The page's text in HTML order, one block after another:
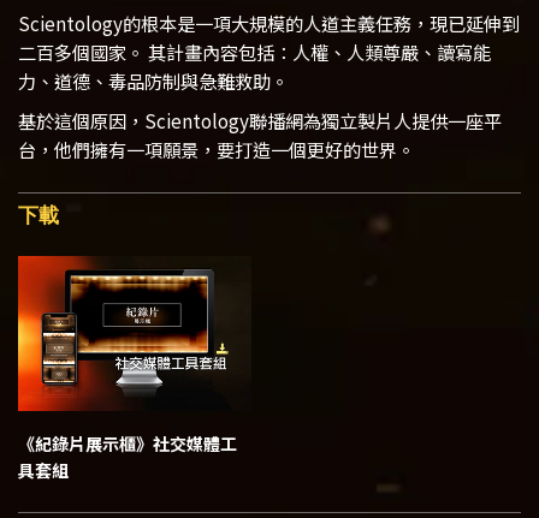
Scientology的根本是一項大規模的人道主義任務，現已延伸到
二百多個國家。 其計畫內容包括：人權、人類尊嚴、讀寫能
力、道德、毒品防制與急難救助。
基於這個原因，Scientology聯播網為獨立製片人提供一座平
台，他們擁有一項願景，要打造一個更好的世界。
下載
《紀錄片展示櫃》 社交媒體工
具套組